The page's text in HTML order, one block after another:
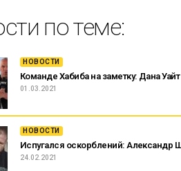
по теме:
НОВОСТИ
Команде Хабиба на заметку: Дана
01.03.2021
НОВОСТИ
Испугался оскорблений: Александр
24.02.2021